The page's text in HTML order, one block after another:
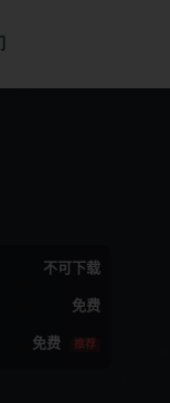
不可下载
免费
免费 推荐